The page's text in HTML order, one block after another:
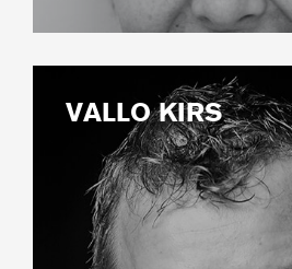
VALLO KIRS